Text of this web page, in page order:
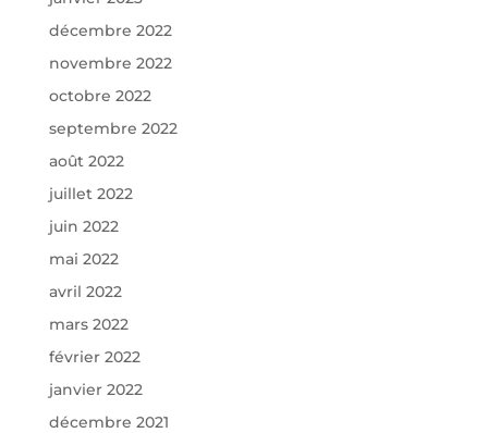
décembre 2022
novembre 2022
octobre 2022
septembre 2022
août 2022
juillet 2022
juin 2022
mai 2022
avril 2022
mars 2022
février 2022
janvier 2022
décembre 2021